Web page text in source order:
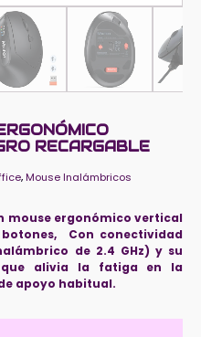
RECARGABLE
, Mouse Inalámbricos
mouse ergonómico vertical
Con conectividad
de 2.4 GHz) y su
que alivia la fatiga en la
apoyo habitual.